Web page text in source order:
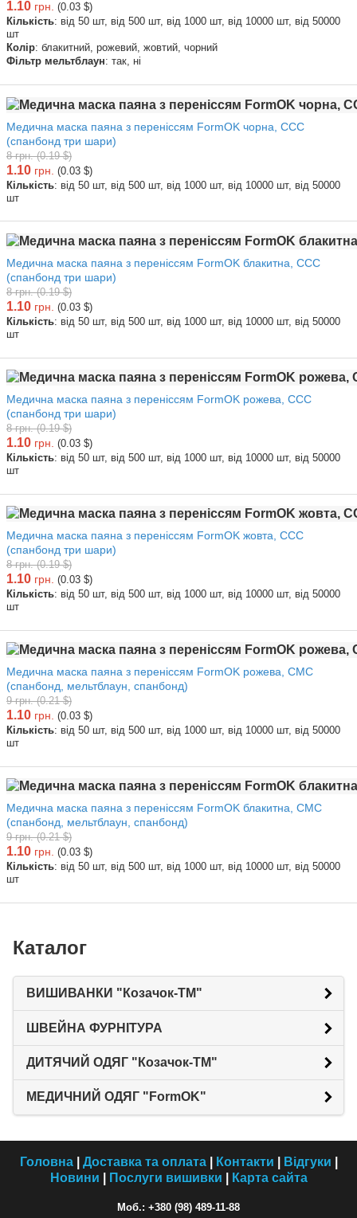
1.10 грн. (0.03 $)
Кількість: від 50 шт, від 500 шт, від 1000 шт, від 10000 шт, від 50000
шт
Колір: блакитний, рожевий, жовтий, чорний
Фільтр мельтблаун: так, ні
Медична маска паяна з переніссям FormOK чорна, ССС
(спанбонд три шари)
8 грн. (0.19 $)
1.10 грн. (0.03 $)
Кількість: від 50 шт, від 500 шт, від 1000 шт, від 10000 шт, від 50000
шт
Медична маска паяна з переніссям FormOK блакитна, ССС
(спанбонд три шари)
8 грн. (0.19 $)
1.10 грн. (0.03 $)
Кількість: від 50 шт, від 500 шт, від 1000 шт, від 10000 шт, від 50000
шт
Медична маска паяна з переніссям FormOK рожева, ССС
(спанбонд три шари)
8 грн. (0.19 $)
1.10 грн. (0.03 $)
Кількість: від 50 шт, від 500 шт, від 1000 шт, від 10000 шт, від 50000
шт
Медична маска паяна з переніссям FormOK жовта, ССС
(спанбонд три шари)
8 грн. (0.19 $)
1.10 грн. (0.03 $)
Кількість: від 50 шт, від 500 шт, від 1000 шт, від 10000 шт, від 50000
шт
Медична маска паяна з переніссям FormOK рожева, СМС
(спанбонд, мельтблаун, спанбонд)
9 грн. (0.21 $)
1.10 грн. (0.03 $)
Кількість: від 50 шт, від 500 шт, від 1000 шт, від 10000 шт, від 50000
шт
Медична маска паяна з переніссям FormOK блакитна, СМС
(спанбонд, мельтблаун, спанбонд)
9 грн. (0.21 $)
1.10 грн. (0.03 $)
Кількість: від 50 шт, від 500 шт, від 1000 шт, від 10000 шт, від 50000
шт
Каталог
ВИШИВАНКИ "Козачок-ТМ"
ШВЕЙНА ФУРНІТУРА
ДИТЯЧИЙ ОДЯГ "Козачок-ТМ"
МЕДИЧНИЙ ОДЯГ "FormOK"
Головна| Доставка та оплата| Контакти Відгуки
Новини
Послуги вишивки Карта сайта
Моб.: +380 (98) 489-11-88